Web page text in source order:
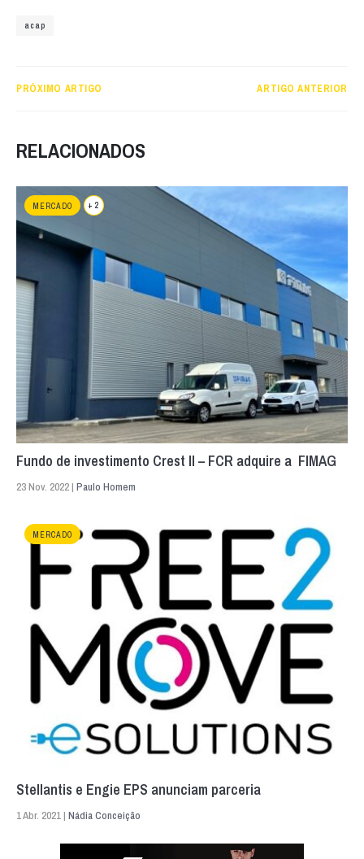
acap
PRÓXIMO ARTIGO ARTIGO ANTERIOR
RELACIONADOS
MERCADO + 2
Fundo de investimento Crest II – FCR adquire a FIMAG
23 Nov. 2022 | Paulo Homem
MERCADO
Stellantis e Engie EPS anunciam parceria
1 Abr. 2021 | Nádia Conceição